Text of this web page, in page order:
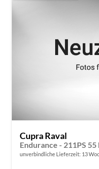
Cupra Raval
unverbindliche Lieferzeit: 13